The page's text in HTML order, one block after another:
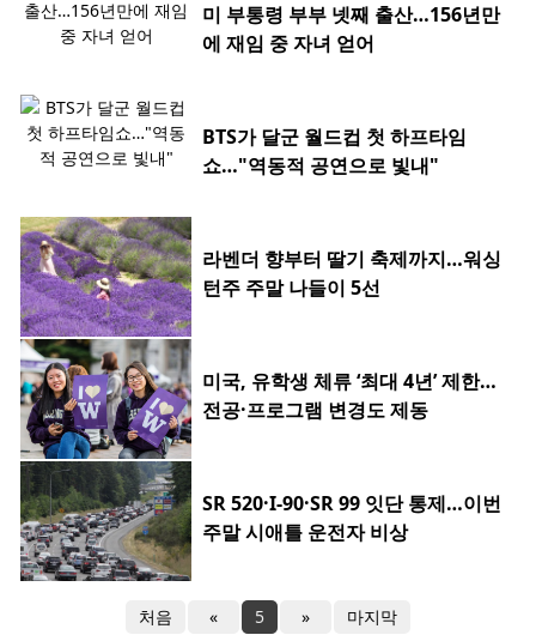
미 부통령 부부 넷째 출산…156년만
에 재임 중 자녀 얻어
BTS가 달군 월드컵 첫 하프타임
쇼…"역동적 공연으로 빛내"
라벤더 향부터 딸기 축제까지…워싱
턴주 주말 나들이 5선
미국, 유학생 체류 ‘최대 4년’ 제한…
전공·프로그램 변경도 제동
SR 520·I-90·SR 99 잇단 통제…이번
주말 시애틀 운전자 비상
처음 « 5 » 마지막